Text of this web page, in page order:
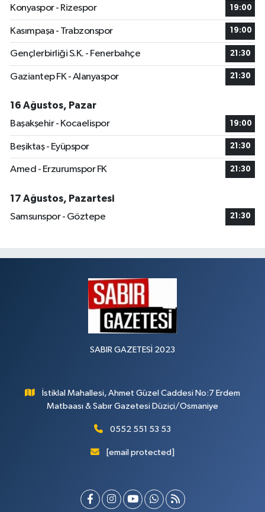
Konyaspor - Rizespor
19:00
Kasımpaşa - Trabzonspor 19:00
Gençlerbirliği S.K. - Fenerbahçe 21:30
Gaziantep FK - Alanyaspor 21:30
16 Ağustos, Pazar
Başakşehir - Kocaelispor
19:00
Beşiktaş - Eyüpspor 21:30
Amed - Erzurumspor FK 21:30
17 Ağustos, Pazartesi
Samsunspor - Göztepe
21:30
SABIR GAZETESİ 2023
İstiklal Mahallesi, Ahmet Güzel Caddesi No:7 Erdem
Matbaası & Sabır Gazetesi Düziçi/Osmaniye
0552 551 53 53
[email protected]